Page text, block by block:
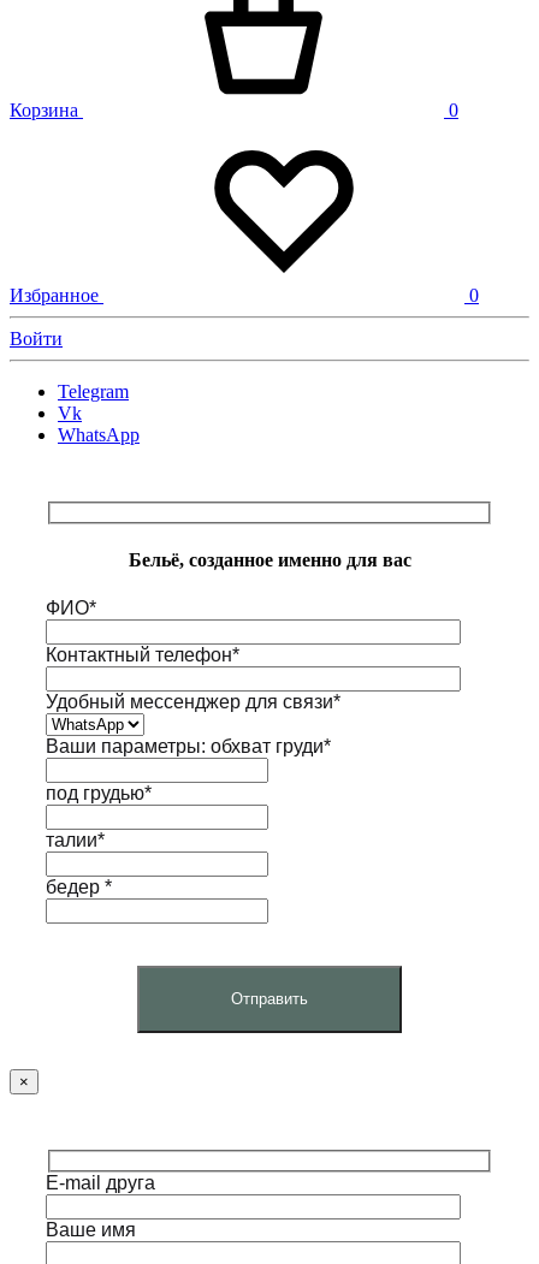
Корзина 0
Избранное 0
Войти
Telegram
Vk
WhatsApp
Бельё, созданное именно для вас
ФИО*
Контактный телефон*
Удобный мессенджер для связи*
Ваши параметры: обхват груди*
под грудью*
талии*
бедер *
×
E-mail друга
Ваше имя